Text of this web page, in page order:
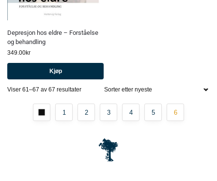
Depresjon hos eldre – Forståelse
og behandling
349.00kr
Kjøp
Viser 61–67 av 67 resultater
1 2 3 4 5 6